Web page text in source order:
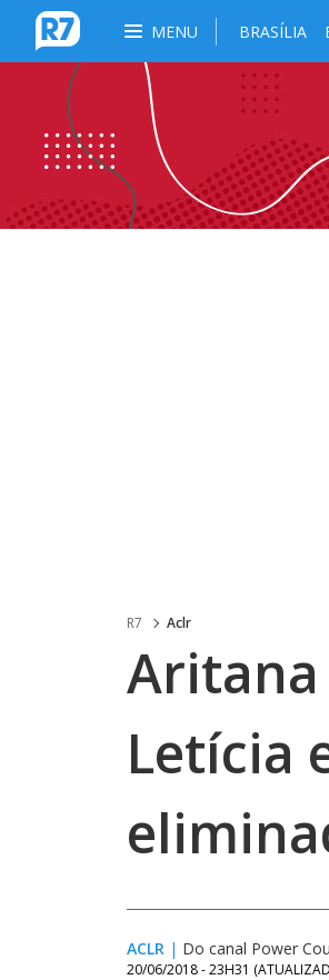
MENU BRASÍLIA
R7 Aclr
Aritana
Letícia
ACLR | Do canal Power
20/06/2018 - 23H31